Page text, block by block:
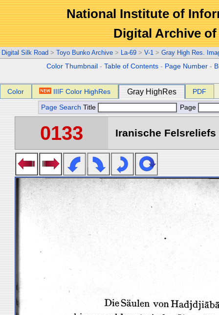
National Institute of
Digital Archive
Digital Silk Road > Toyo Bunko Archive > La-69 > V-1 > Gray High Res.
Color Thumbnail -Table of Contents - Page Number -
Color IIIF Color HighRes Gray HighRes PDF
Page Search Title Page
0133 Iranische Felsreliefs